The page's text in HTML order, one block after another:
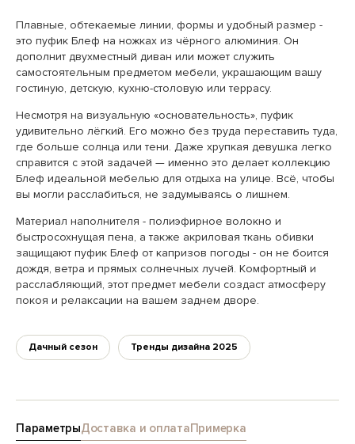
Плавные, обтекаемые линии, формы и удобный размер -
это пуфик Блеф на ножках из чёрного алюминия. Он
дополнит двухместный диван или может служить
самостоятельным предметом мебели, украшающим вашу
гостиную, детскую, кухню-столовую или террасу.
Несмотря на визуальную «основательность», пуфик
удивительно лёгкий. Его можно без труда переставить туда,
где больше солнца или тени. Даже хрупкая девушка легко
справится с этой задачей — именно это делает коллекцию
Блеф идеальной мебелью для отдыха на улице. Всё, чтобы
вы могли расслабиться, не задумываясь о лишнем.
Материал наполнителя - полиэфирное волокно и
быстросохнущая пена, а также акриловая ткань обивки
защищают пуфик Блеф от капризов погоды - он не боится
дождя, ветра и прямых солнечных лучей. Комфортный и
расслабляющий, этот предмет мебели создаст атмосферу
покоя и релаксации на вашем заднем дворе.
Дачный сезон Тренды дизайна 2025
ПараметрыДоставка и оплатаПримерка